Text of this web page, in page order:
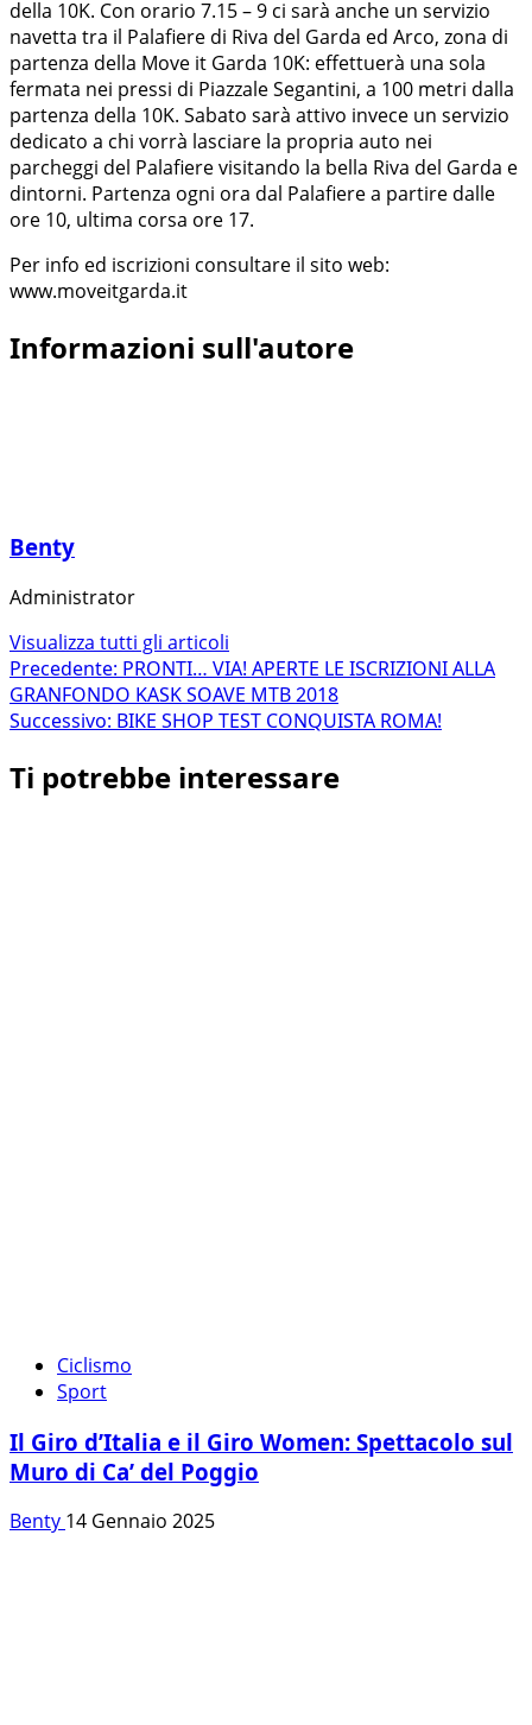
della 10K. Con orario 7.15 – 9 ci sarà anche un servizio
navetta tra il Palafiere di Riva del Garda ed Arco, zona di
partenza della Move it Garda 10K: effettuerà una sola
fermata nei pressi di Piazzale Segantini, a 100 metri dalla
partenza della 10K. Sabato sarà attivo invece un servizio
dedicato a chi vorrà lasciare la propria auto nei
parcheggi del Palafiere visitando la bella Riva del Garda e
dintorni. Partenza ogni ora dal Palafiere a partire dalle
ore 10, ultima corsa ore 17.
Per info ed iscrizioni consultare il sito web:
www.moveitgarda.it
Informazioni sull'autore
Benty
Administrator
Visualizza tutti gli articoli
Navigazione
articolo
Precedente: PRONTI… VIA! APERTE LE ISCRIZIONI ALLA
GRANFONDO KASK SOAVE MTB 2018
Successivo: BIKE SHOP TEST CONQUISTA ROMA!
Ti potrebbe interessare
Ciclismo
Sport
Il Giro d’Italia e il Giro Women: Spettacolo sul
Muro di Ca’ del Poggio
Benty 14 Gennaio 2025